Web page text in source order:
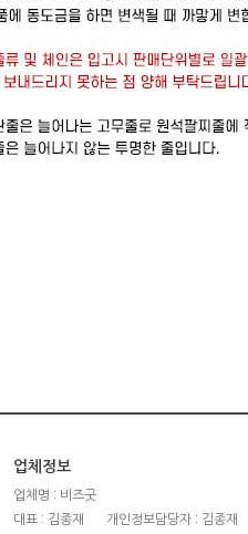
업체정보
업체명 : 비즈굿
대표 : 김종재
개인정보담당자 : 김종재